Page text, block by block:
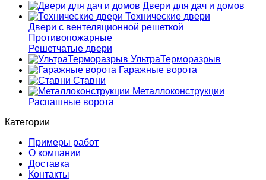
Двери для дач и домов
Технические двери
Двери с вентеляционной решеткой
Противопожарные
Решетчатые двери
УльтраТерморазрыв
Гаражные ворота
Ставни
Металлоконструкции
Распашные ворота
Категории
Примеры работ
О компании
Доставка
Контакты